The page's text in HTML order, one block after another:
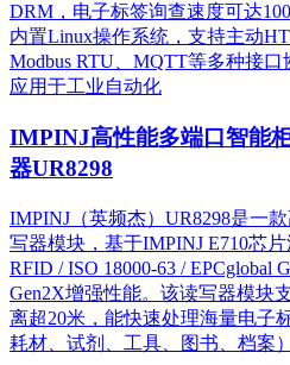
DRM，电子标签询查速度可达
内置Linux操作系统，支持主动
Modbus RTU、MQTT等多种接
应用于工业自动化
IMPINJ高性能多端口智能
器UR8298
IMPINJ（英频杰）UR8298是一
写器模块，基于IMPINJ E710芯
RFID / ISO 18000-63 / EPCglobal
Gen2X增强性能。该读写器模块
离超20米，能快速处理海量电子
耗材、试剂、工具、图书、档案